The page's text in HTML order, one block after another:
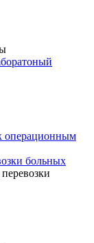
операционным
больных